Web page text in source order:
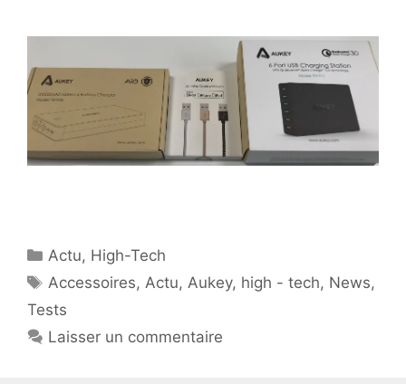
Catégories
Actu, High-Tech
Étiquettes
Accessoires,Actu,Aukey, high - tech, News,
Tests
Laisser un commentaire